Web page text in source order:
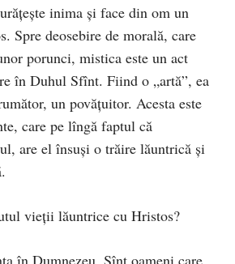
inima şi face din om un
Spre deosebire de morală, care
porunci, mistica este un act
în Duhul Sfînt. Fiind o „artă”, ea
un povăţuitor. Acesta este
care pe lîngă faptul că
are el însuşi o trăire lăuntrică şi
vieţii lăuntrice cu Hristos?
în Dumnezeu. Sînt oameni care